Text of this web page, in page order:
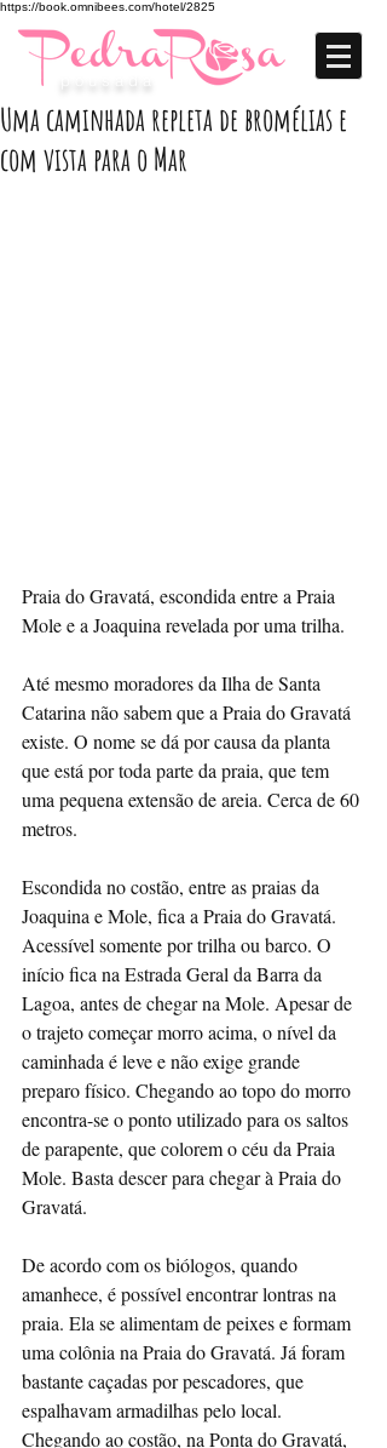
https://book.omnibees.com/hotel/2825
Uma caminhada repleta de bromélias e
com vista para o Mar
Praia do Gravatá, escondida entre a Praia
Mole e a Joaquina revelada por uma trilha.
Até mesmo moradores da Ilha de Santa
Catarina não sabem que a Praia do Gravatá
existe. O nome se dá por causa da planta
que está por toda parte da praia, que tem
uma pequena extensão de areia. Cerca de 60
metros.
Escondida no costão, entre as praias da
Joaquina e Mole, fica a Praia do Gravatá.
Acessível somente por trilha ou barco. O
início fica na Estrada Geral da Barra da
Lagoa, antes de chegar na Mole. Apesar de
o trajeto começar morro acima, o nível da
caminhada é leve e não exige grande
preparo físico. Chegando ao topo do morro
encontra-se o ponto utilizado para os saltos
de parapente, que colorem o céu da Praia
Mole. Basta descer para chegar à Praia do
Gravatá.
De acordo com os biólogos, quando
amanhece, é possível encontrar lontras na
praia. Ela se alimentam de peixes e formam
uma colônia na Praia do Gravatá. Já foram
bastante caçadas por pescadores, que
espalhavam armadilhas pelo local.
Chegando ao costão, na Ponta do Gravatá,